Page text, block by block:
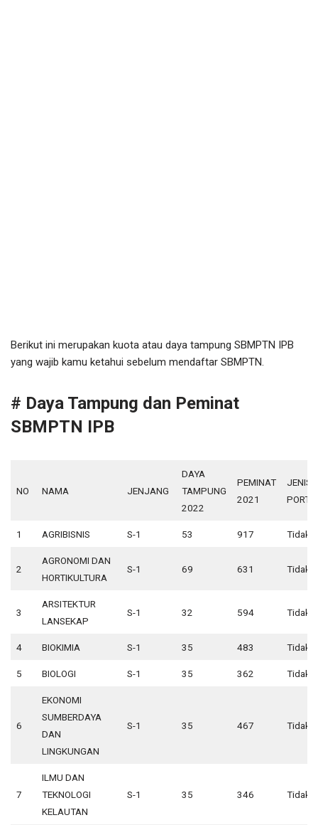
Berikut ini merupakan kuota atau daya tampung SBMPTN IPB
yang wajib kamu ketahui sebelum mendaftar SBMPTN.
# Daya Tampung dan Peminat
SBMPTN IPB
NO NAMA JENJANG
DAYA
TAMPUNG
2022
PEMINAT
2021
JENIS
1 AGRIBISNIS S-1 53 917 Tidak
2
AGRONOMI DAN
HORTIKULTURA
S-1 69 631 Tidak
3
ARSITEKTUR
LANSEKAP
S-1 32 594 Tidak
4 BIOKIMIA S-1 35 483 Tidak
5 BIOLOGI S-1 35 362 Tidak
6
EKONOMI
SUMBERDAYA
DAN
LINGKUNGAN
S-1 35 467 Tidak
7
ILMU DAN
TEKNOLOGI
KELAUTAN
S-1 35 346 Tidak